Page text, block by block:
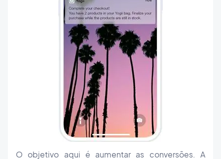
O objetivo aqui é aumentar as conversões. A